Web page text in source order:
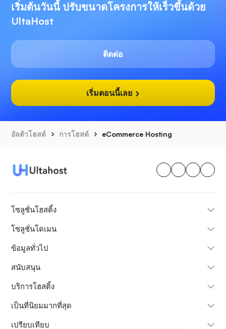
เริ่มต้นวันนี้ ปรับขนาดโครงการให้เร็วขึ้นด้วย
UltaHost
ติดต่อ
เริ่มตอนนี้เลย
อัลต้าโฮสต์ การโฮสต์ eCommerce Hosting
โซลูชั่นโฮสติ้ง
โซลูชั่นโดเมน
ข้อมูลทั่วไป
สนับสนุน
บริการโฮสติ้ง
เป็นที่นิยมมากที่สุด
เปรียบเทียบ